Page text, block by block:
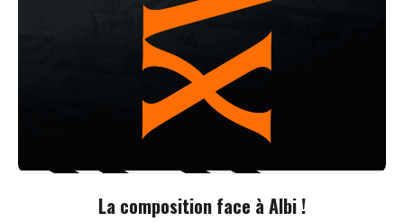
La composition face à Albi !